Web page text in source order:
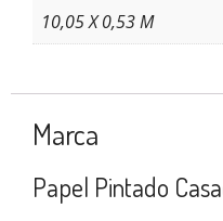
10,05 X 0,53 M
Marca
Papel Pintado